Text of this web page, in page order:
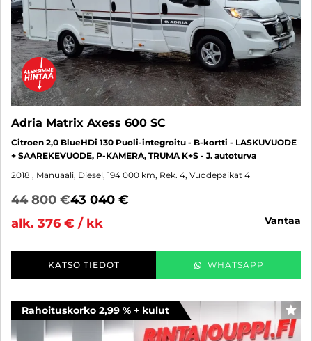
Adria Matrix Axess 600 SC
Citroen 2,0 BlueHDi 130 Puoli-integroitu - B-kortti - LASKUVUODE
+ SAAREKEVUODE, P-KAMERA, TRUMA K+S - J. autoturva
2018 , Manuaali, Diesel, 194 000 km, Rek. 4, Vuodepaikat 4
44 800 €43 040 €
alk. 376 € / kk
vantaa
KATSO TIEDOT WHATSAPP
Rahoituskorko 2,99 % + kulut